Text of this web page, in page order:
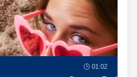
🕒 01:02